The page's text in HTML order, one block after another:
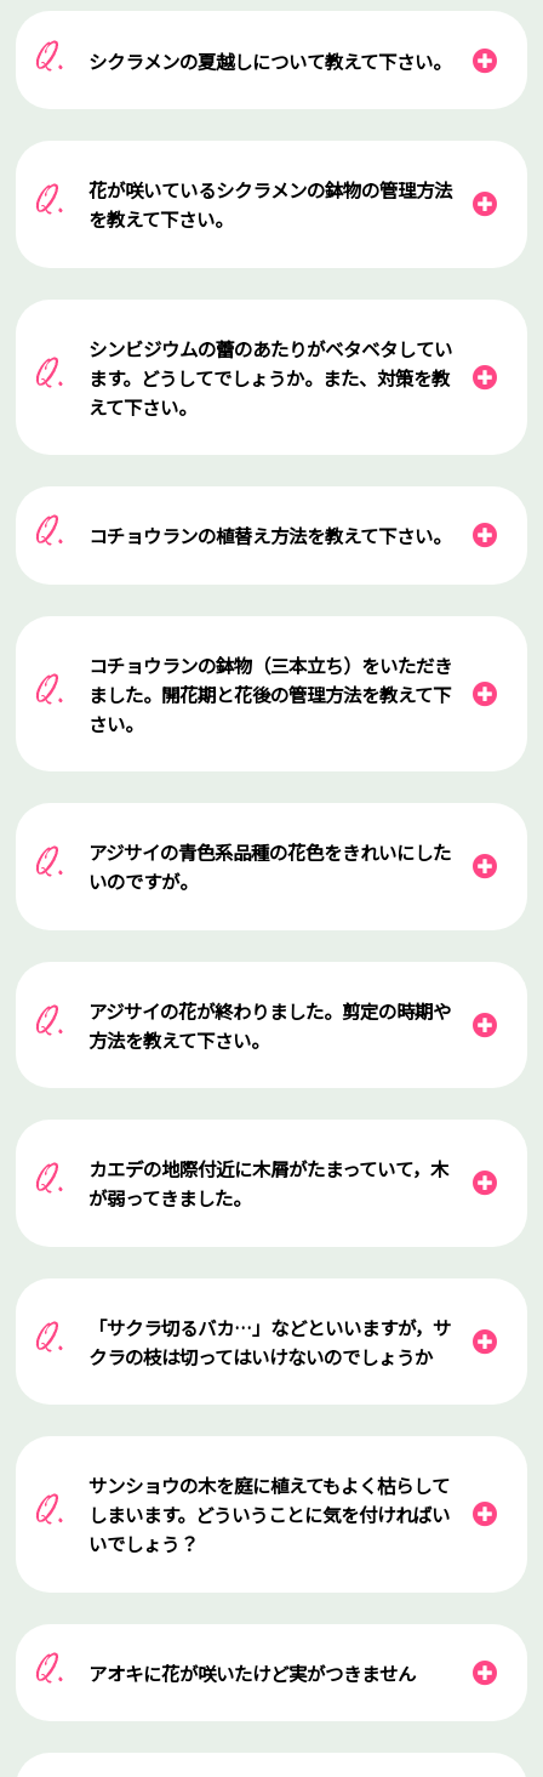
シクラメンの夏越しについて教えて下さい。
花が咲いているシクラメンの鉢物の管理方法
を教えて下さい。
シンビジウムの蕾のあたりがベタベタしてい
ます。どうしてでしょうか。また、対策を教
えて下さい。
コチョウランの植替え方法を教えて下さい。
コチョウランの鉢物（三本立ち）をいただき
ました。開花期と花後の管理方法を教えて下
さい。
アジサイの青色系品種の花色をきれいにした
いのですが。
アジサイの花が終わりました。剪定の時期や
方法を教えて下さい。
カエデの地際付近に木屑がたまっていて，木
が弱ってきました。
「サクラ切るバカ…」などといいますが，サ
クラの枝は切ってはいけないのでしょうか
サンショウの木を庭に植えてもよく枯らして
しまいます。どういうことに気を付ければい
いでしょう？
アオキに花が咲いたけど実がつきません